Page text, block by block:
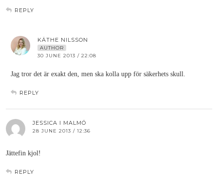
REPLY
KÄTHE NILSSON
AUTHOR
30 JUNE 2013 / 22:08
Jag tror det är exakt den, men ska kolla upp för säkerhets skull.
REPLY
JESSICA I MALMÖ
28 JUNE 2013 / 12:36
Jättefin kjol!
REPLY